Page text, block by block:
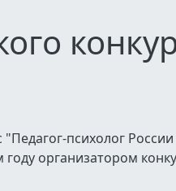
психолог
организатором